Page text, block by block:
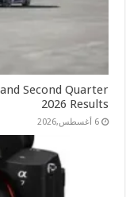
Second Quarter
2026 Results
6 أغسطس,2026